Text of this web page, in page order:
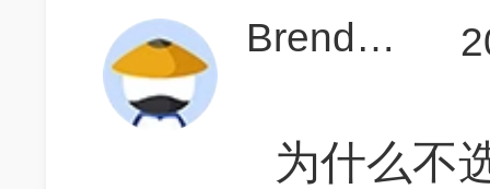
Brendaxuan
为什么不